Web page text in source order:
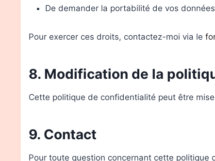
De demander la portabilité de vos données
Pour exercer ces droits, contactez-moi via le
8. Modification de la
Cette politique de confidentialité peut être
9. Contact
Pour toute question concernant cette